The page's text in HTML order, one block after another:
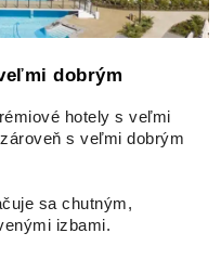
dobrým
hotely s veľmi
s veľmi dobrým
sa chutným,
izbami.